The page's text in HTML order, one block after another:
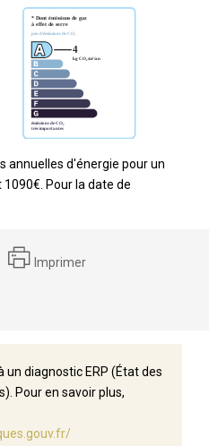
annuelles d'énergie pour un
Pour la date de
Imprimer
un diagnostic ERP (État des
Pour en savoir plus,